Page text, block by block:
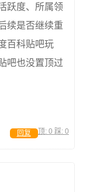
跃度、所属领
续是否继续重
百科贴吧玩
吧也没置顶过
顶: 0 踩: 0
回复